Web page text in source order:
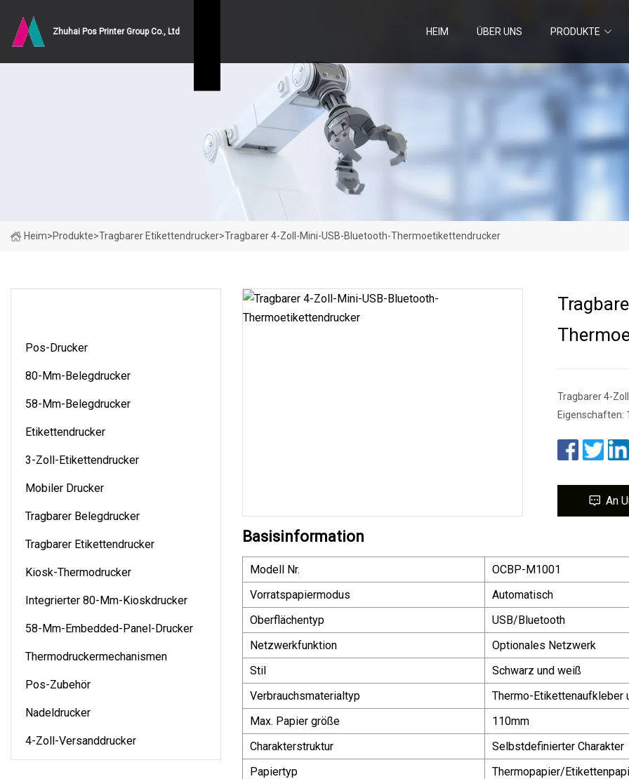
Zhuhai Pos Printer Group Co., Ltd HEIM ÜBER UNS PRODUKTE
Heim>Produkte>Tragbarer Etikettendrucker>Tragbarer 4-Zoll-Mini-USB-Bluetooth-Thermoetikettendrucker
Pos-Drucker
80-Mm-Belegdrucker
58-Mm-Belegdrucker
Etikettendrucker
3-Zoll-Etikettendrucker
Mobiler Drucker
Tragbarer Belegdrucker
Tragbarer Etikettendrucker
Kiosk-Thermodrucker
Integrierter 80-Mm-Kioskdrucker
58-Mm-Embedded-Panel-Drucker
Thermodruckermechanismen
Pos-Zubehör
Nadeldrucker
4-Zoll-Versanddrucker
Tragbarer 4-
Eigenschaften:
An
Basisinformation
Modell Nr.
OCBP-M1001
Vorratspapiermodus
Automatisch
Oberflächentyp
USB/Bluetooth
Netzwerkfunktion
Optionales Netzwerk
Stil
Schwarz und weiß
Verbrauchsmaterialtyp
Thermo-Etikettenaufkleber
Max. Papier größe
110mm
Charakterstruktur
Selbstdefinierter Charakter
Papiertyp
Thermopapier/